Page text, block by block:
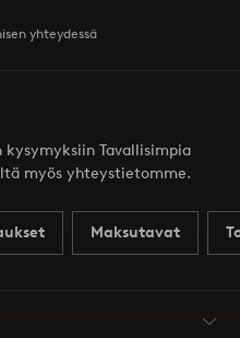
yhteydessä
Tavallisimpia
myös yhteystietomme.
Maksutavat